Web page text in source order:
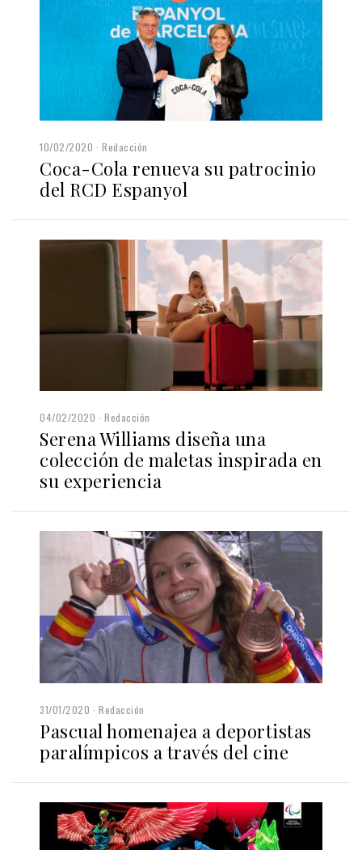
10/02/2020 Redacción
Coca-Cola renueva su patrocinio
del RCD Espanyol
04/02/2020 Redacción
Serena Williams diseña una
colección de maletas inspirada en
su experiencia
31/01/2020 Redacción
Pascual homenajea a deportistas
paralímpicos a través del cine